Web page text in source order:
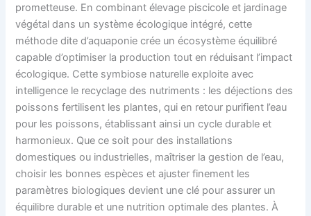
prometteuse. En combinant élevage piscicole et jardinage
végétal dans un système écologique intégré, cette
méthode dite d’aquaponie crée un écosystème équilibré
capable d’optimiser la production tout en réduisant l’impact
écologique. Cette symbiose naturelle exploite avec
intelligence le recyclage des nutriments : les déjections des
poissons fertilisent les plantes, qui en retour purifient l’eau
pour les poissons, établissant ainsi un cycle durable et
harmonieux. Que ce soit pour des installations
domestiques ou industrielles, maîtriser la gestion de l’eau,
choisir les bonnes espèces et ajuster finement les
paramètres biologiques devient une clé pour assurer un
équilibre durable et une nutrition optimale des plantes. À